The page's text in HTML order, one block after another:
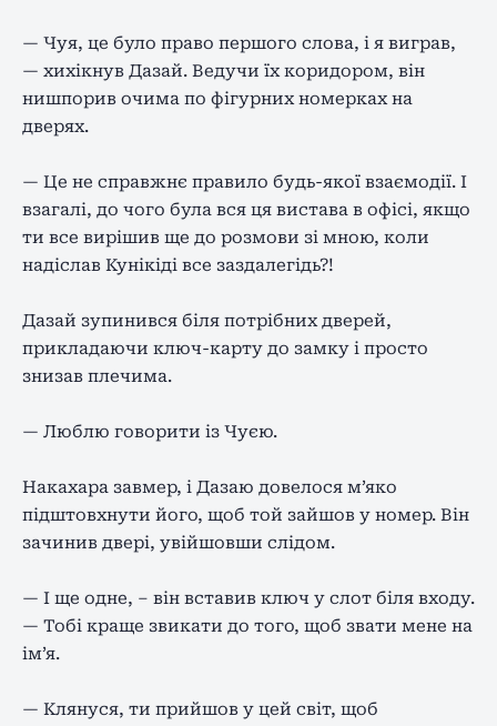
— Чуя, це було право першого слова, і я виграв,
— хихікнув Дазай. Ведучи їх коридором, він
нишпорив очима по фігурних номерках на
дверях.
— Це не справжнє правило будь-якої взаємодії. І
взагалі, до чого була вся ця вистава в офісі, якщо
ти все вирішив ще до розмови зі мною, коли
надіслав Кунікіді все заздалегідь?!
Дазай зупинився біля потрібних дверей,
прикладаючи ключ-карту до замку і просто
знизав плечима.
— Люблю говорити із Чуєю.
Накахара завмер, і Дазаю довелося м’яко
підштовхнути його, щоб той зайшов у номер. Він
зачинив двері, увійшовши слідом.
— І ще одне, – він вставив ключ у слот біля входу.
— Тобі краще звикати до того, щоб звати мене на
ім’я.
— Клянуся, ти прийшов у цей світ, щоб